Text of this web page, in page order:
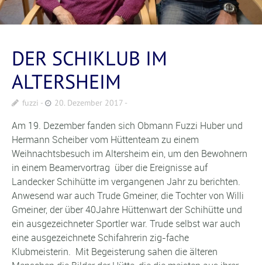
DER SCHIKLUB IM
ALTERSHEIM
fuzzi 20. Dezember 2017
Am 19. Dezember fanden sich Obmann Fuzzi Huber und
Hermann Scheiber vom Hüttenteam zu einem
Weihnachtsbesuch im Altersheim ein, um den Bewohnern
in einem Beamervortrag über die Ereignisse auf
Landecker Schihütte im vergangenen Jahr zu berichten.
Anwesend war auch Trude Gmeiner, die Tochter von Willi
Gmeiner, der über 40Jahre Hüttenwart der Schihütte und
ein ausgezeichneter Sportler war. Trude selbst war auch
eine ausgezeichnete Schifahrerin zig-fache
Klubmeisterin. Mit Begeisterung sahen die älteren